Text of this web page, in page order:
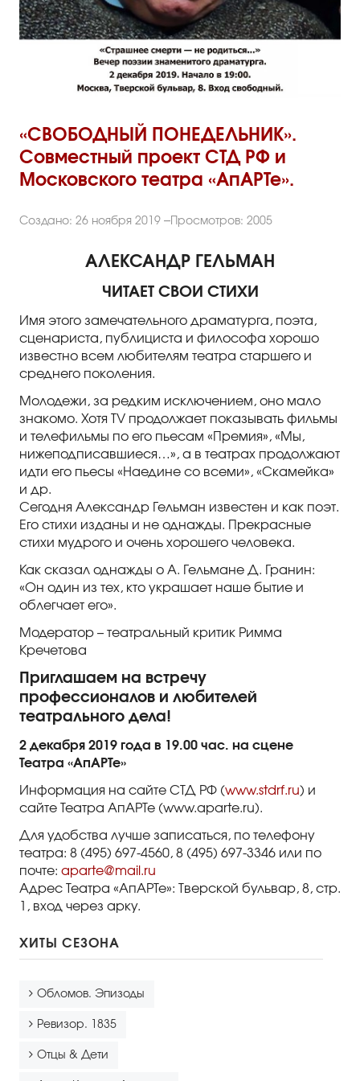
Правила группового посещения
Порядок возврата билетов
Репертуар
Афиша
Билеты
«СВОБОДНЫЙ ПОНЕДЕЛЬНИК».
Совместный проект СТД РФ и
Московского театра «АпАРТе».
Создано: 26 ноября 2019 Просмотров: 2005
АЛЕКСАНДР ГЕЛЬМАН
ЧИТАЕТ СВОИ СТИХИ
Имя этого замечательного драматурга, поэта,
сценариста, публициста и философа хорошо
известно всем любителям театра старшего и
среднего поколения.
Молодежи, за редким исключением, оно мало
знакомо. Хотя ТV продолжает показывать фильмы
и телефильмы по его пьесам «Премия», «Мы,
нижеподписавшиеся…», а в театрах продолжают
идти его пьесы «Наедине со всеми», «Скамейка»
и др.
Сегодня Александр Гельман известен и как поэт.
Его стихи изданы и не однажды. Прекрасные
стихи мудрого и очень хорошего человека.
Как сказал однажды о А. Гельмане Д. Гранин:
«Он один из тех, кто украшает наше бытие и
облегчает его».
Модератор – театральный критик Римма
Кречетова
Приглашаем на встречу
профессионалов и любителей
театрального дела!
2 декабря 2019 года в 19.00 час. на сцене
Театра «АпАРТе»
Информация на сайте СТД РФ (www.stdrf.ru) и
сайте Театра АпАРТе (www.aparte.ru).
Для удобства лучше записаться, по телефону
театра: 8 (495) 697-4560, 8 (495) 697-3346 или по
почте: aparte@mail.ru
Адрес Театра «АпАРТе»: Тверской бульвар, 8, стр.
1, вход через арку.
ХИТЫ СЕЗОНА
Обломов. Эпизоды
Ревизор. 1835
Отцы & Дети